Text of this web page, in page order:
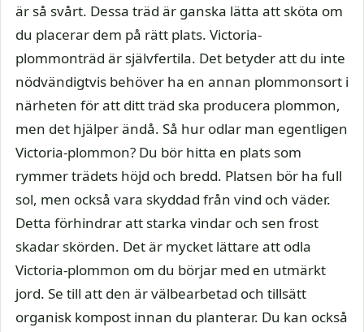
är så svårt. Dessa träd är ganska lätta att sköta om
du placerar dem på rätt plats. Victoria-
plommonträd är självfertila. Det betyder att du inte
nödvändigtvis behöver ha en annan plommonsort i
närheten för att ditt träd ska producera plommon,
men det hjälper ändå. Så hur odlar man egentligen
Victoria-plommon? Du bör hitta en plats som
rymmer trädets höjd och bredd. Platsen bör ha full
sol, men också vara skyddad från vind och väder.
Detta förhindrar att starka vindar och sen frost
skadar skörden. Det är mycket lättare att odla
Victoria-plommon om du börjar med en utmärkt
jord. Se till att den är välbearbetad och tillsätt
organisk kompost innan du planterar. Du kan också